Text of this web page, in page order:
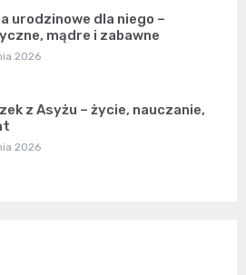
urodzinowe dla niego –
mądre i zabawne
2026
z Asyżu – życie, nauczanie,
2026